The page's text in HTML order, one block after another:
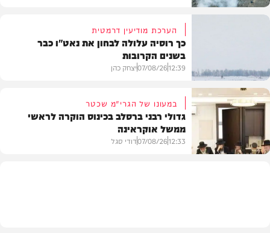
הערכת מודיעין דרמטית
כך רוסיה עלולה לבחון את נאט"ו כבר
בשנים הקרובות
12:39
07/08/26יצחק כהן
במעונו של הגרי"מ שכטר
גדולי רבני ברסלב בכינוס הוקרה לראשי
ממשל אוקראינה
12:33
07/08/26דודי סגל